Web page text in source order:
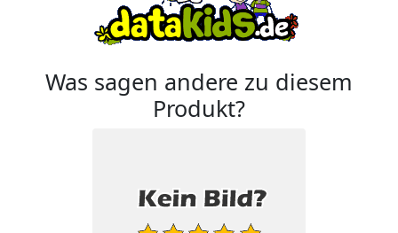
Was sagen andere zu diesem
Produkt?